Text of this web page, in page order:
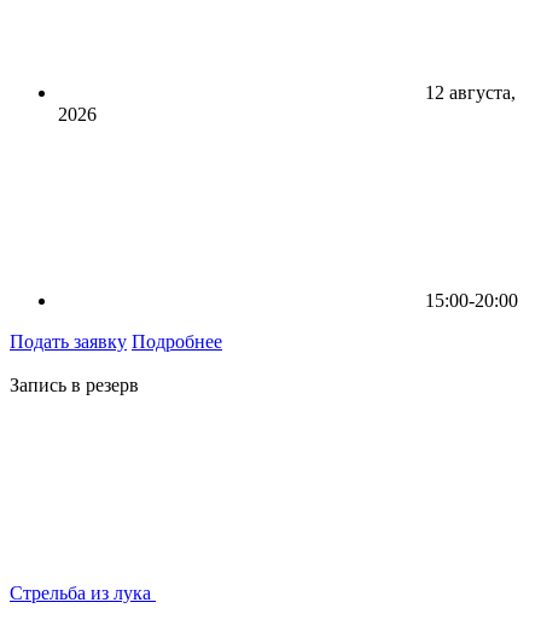
12 августа,
2026
15:00-20:00
Подать заявку Подробнее
Запись в резерв
Стрельба из лука